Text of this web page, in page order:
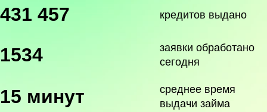
431 457 кредитов выдано
1534
заявки обработано
сегодня
15 минут
среднее время
выдачи займа